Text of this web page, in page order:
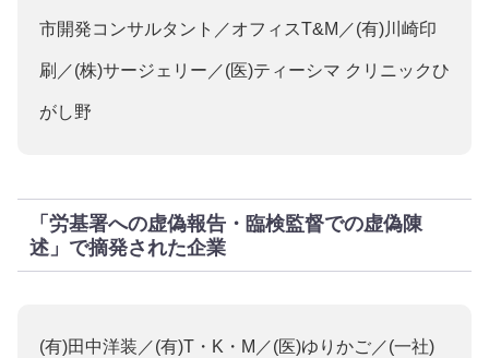
市開発コンサルタント／オフィスT&M／(有)川崎印
刷／(株)サージェリー／(医)ティーシマ クリニックひ
がし野
「労基署への虚偽報告・臨検監督での虚偽陳
述」で摘発された企業
(有)田中洋装／(有)T・K・M／(医)ゆりかご／(一社)